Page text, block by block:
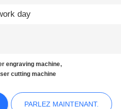
day
engraving machine,
cutting machine
PARLEZ MAINTENANT.